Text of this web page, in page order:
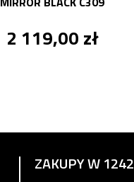
2 119,00 zł
ZAKUPY W 1242